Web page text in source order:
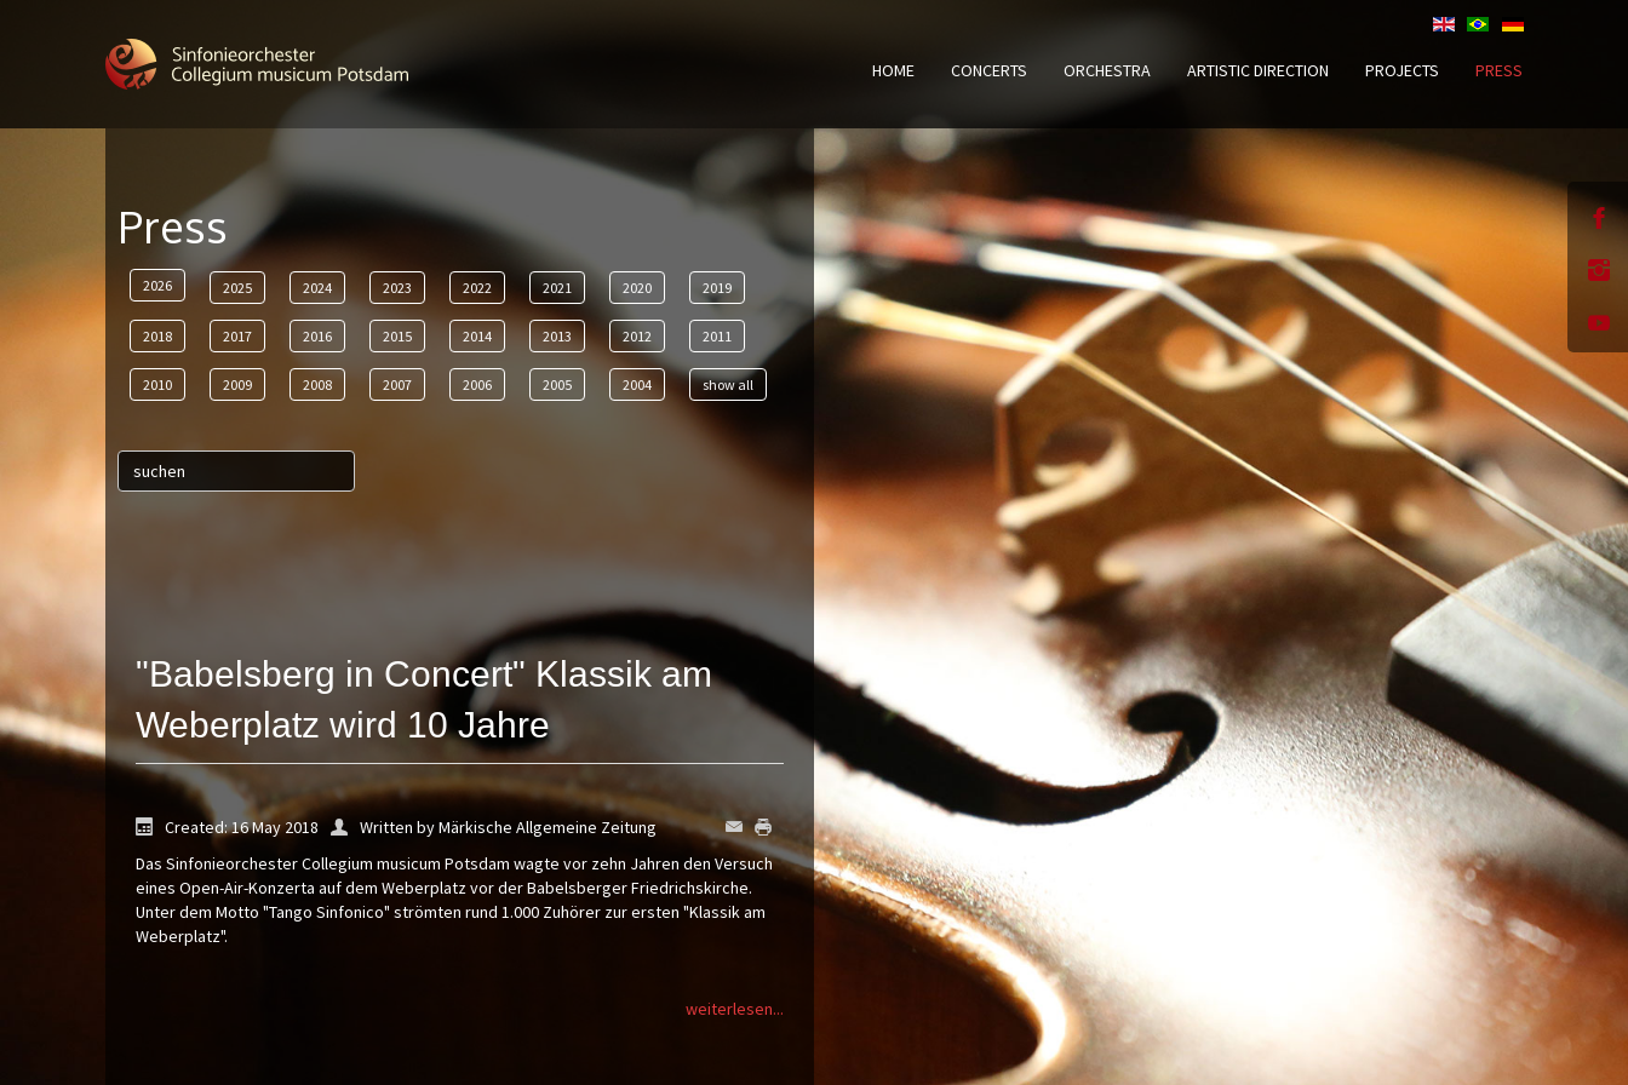
HOME CONCERTS ORCHESTRA ARTISTIC DIRECTION PROJECTS PRESS
Press
2026 2025 2024 2023 2022 2021 2020 2019
2018 2017 2016 2015 2014 2013 2012 2011
2010 2009 2008 2007 2006 2005 2004 show all
"Babelsberg in Concert" Klassik am
Weberplatz wird 10 Jahre
Created: 16 May 2018
Written by Märkische Allgemeine Zeitung
Das Sinfonieorchester Collegium musicum Potsdam wagte vor zehn Jahren den Versuch
eines Open-Air-Konzerta auf dem Weberplatz vor der Babelsberger Friedrichskirche.
Unter dem Motto "Tango Sinfonico" strömten rund 1.000 Zuhörer zur ersten "Klassik am
Weberplatz".
weiterlesen...